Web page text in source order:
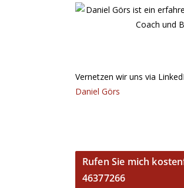
Vernetzen wir uns via
Daniel Görs
Rufen Sie mich
46377266